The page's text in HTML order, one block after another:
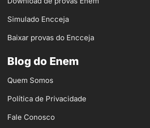
Simulado Encceja
Baixar provas do Encceja
Blog do Enem
Quem Somos
Política de Privacidade
Fale Conosco